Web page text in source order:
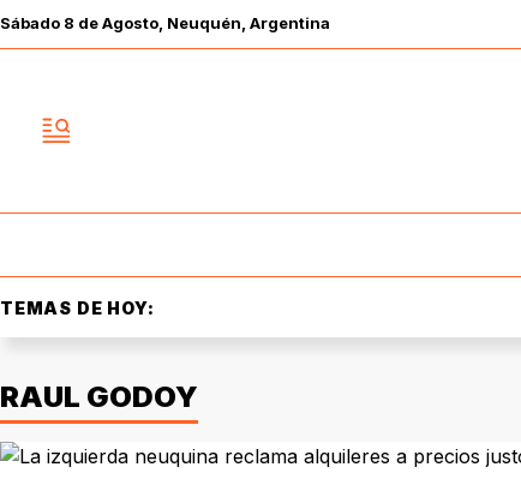
Sábado 8 deAgosto , Neuquén, Argentina
TEMAS DE HOY:
RAUL GODOY